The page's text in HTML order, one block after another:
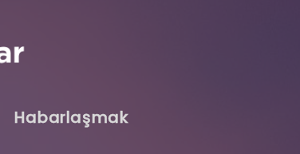
Habarlaşmak